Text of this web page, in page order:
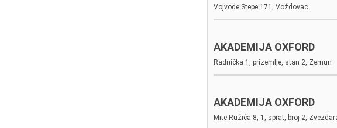
Vojvode Stepe 171, Voždovac
AKADEMIJA OXFORD
Radnička 1, prizemlje, stan 2, Zemun
AKADEMIJA OXFORD
Mite Ružića 8, 1, sprat, broj 2,